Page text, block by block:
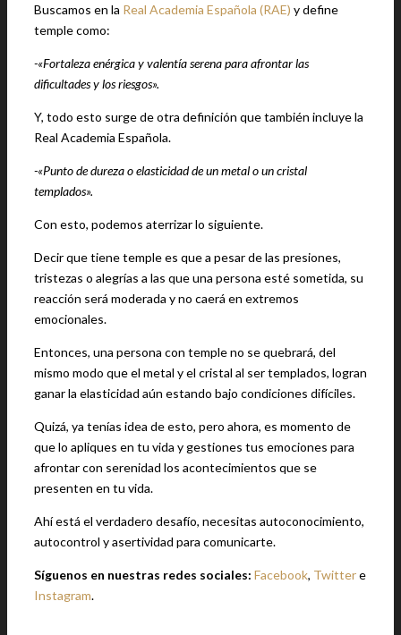
Buscamos en la Real Academia Española (RAE) y define
temple como:
-«Fortaleza enérgica y valentía serena para afrontar las
dificultades y los riesgos».
Y, todo esto surge de otra definición que también incluye la
Real Academia Española.
-«Punto de dureza o elasticidad de un metal o un cristal
templados».
Con esto, podemos aterrizar lo siguiente.
Decir que tiene temple es que a pesar de las presiones,
tristezas o alegrías a las que una persona esté sometida, su
reacción será moderada y no caerá en extremos
emocionales.
Entonces, una persona con temple no se quebrará, del
mismo modo que el metal y el cristal al ser templados, logran
ganar la elasticidad aún estando bajo condiciones difíciles.
Quizá, ya tenías idea de esto, pero ahora, es momento de
que lo apliques en tu vida y gestiones tus emociones para
afrontar con serenidad los acontecimientos que se
presenten en tu vida.
Ahí está el verdadero desafío, necesitas autoconocimiento,
autocontrol y asertividad para comunicarte.
Síguenos en nuestras redes sociales: Facebook, Twittere
Instagram.